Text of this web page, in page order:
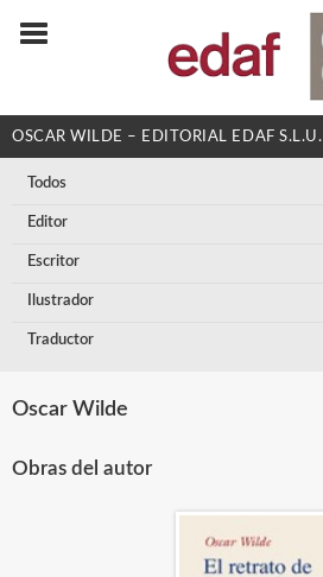
OSCAR WILDE – EDITORIAL EDAF S.L.U.
Todos
Editor
Escritor
Ilustrador
Traductor
Oscar Wilde
Obras del autor